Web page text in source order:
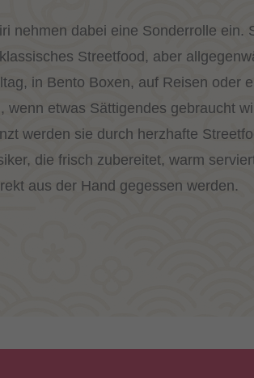
nehmen dabei eine Sonderrolle ein.
Streetfood, aber
in Bento Boxen, auf Reisen oder
wenn etwas Sättigendes gebraucht
werden sie durch herzhafte
die frisch zubereitet, warm
aus der Hand gegessen werden.